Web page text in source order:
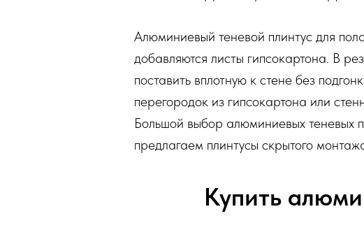
Алюминиевый теневой плинтус для
добавляются листы гипсокартона. В
поставить вплотную к стене без
перегородок из гипсокартона или
Большой выбор алюминиевых теневых
предлагаем плинтусы скрытого
Купить